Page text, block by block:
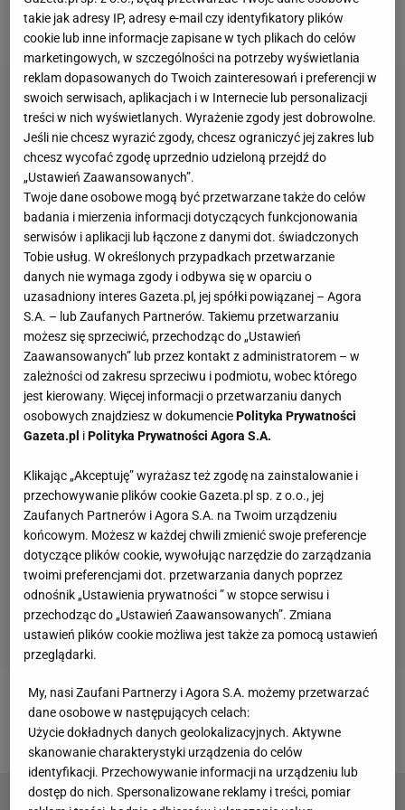
meczu Łukasz Jachimiak, dziennikarz Sport.pl.
Zobacz wideoVuković nie może narzekać na brak
ofert. "Z odbieraniem telefonu nie mam problemu"
takie jak adresy IP, adresy e-mail czy identyfikatory plików
cookie lub inne informacje zapisane w tych plikach do celów
marketingowych, w szczególności na potrzeby wyświetlania
reklam dopasowanych do Twoich zainteresowań i preferencji w
swoich serwisach, aplikacjach i w Internecie lub personalizacji
treści w nich wyświetlanych. Wyrażenie zgody jest dobrowolne.
Jeśli nie chcesz wyrazić zgody, chcesz ograniczyć jej zakres lub
chcesz wycofać zgodę uprzednio udzieloną przejdź do
„Ustawień Zaawansowanych”.
Twoje dane osobowe mogą być przetwarzane także do celów
badania i mierzenia informacji dotyczących funkcjonowania
serwisów i aplikacji lub łączone z danymi dot. świadczonych
Tobie usług. W określonych przypadkach przetwarzanie
danych nie wymaga zgody i odbywa się w oparciu o
uzasadniony interes Gazeta.pl, jej spółki powiązanej – Agora
S.A. – lub Zaufanych Partnerów. Takiemu przetwarzaniu
możesz się sprzeciwić, przechodząc do „Ustawień
Zaawansowanych” lub przez kontakt z administratorem – w
zależności od zakresu sprzeciwu i podmiotu, wobec którego
jest kierowany. Więcej informacji o przetwarzaniu danych
osobowych znajdziesz w dokumenciePolityka Prywatności
Gazeta.pl iPolityka Prywatności Agora S.A.
Klikając „Akceptuję” wyrażasz też zgodę na zainstalowanie i
przechowywanie plików cookie Gazeta.pl sp. z o.o., jej
Zaufanych Partnerów i Agora S.A. na Twoim urządzeniu
końcowym. Możesz w każdej chwili zmienić swoje preferencje
dotyczące plików cookie, wywołując narzędzie do zarządzania
twoimi preferencjami dot. przetwarzania danych poprzez
odnośnik „Ustawienia prywatności ” w stopce serwisu i
przechodząc do „Ustawień Zaawansowanych”. Zmiana
ustawień plików cookie możliwa jest także za pomocą ustawień
przeglądarki.
My, nasi Zaufani Partnerzy i Agora S.A. możemy przetwarzać
dane osobowe w następujących celach:
Użycie dokładnych danych geolokalizacyjnych. Aktywne
skanowanie charakterystyki urządzenia do celów
identyfikacji. Przechowywanie informacji na urządzeniu lub
dostęp do nich. Spersonalizowane reklamy i treści, pomiar